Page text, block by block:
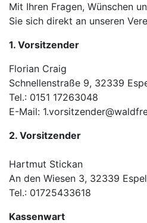
Mit Ihren Fragen, Wünschen
Sie sich direkt an unseren
1. Vorsitzender
Florian Craig
Schnellenstraße 9, 32339
Tel.: 0151 17263048
E-Mail:
2. Vorsitzender
Hartmut Stickan
An den Wiesen 3, 32339
Tel.: 01725433618
Kassenwart